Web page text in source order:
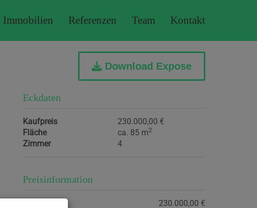
Immobilien Referenzen Team Kontakt
Download Expose
Eckdaten
Kaufpreis
230.000,00 €
Fläche
ca. 85 m2
Zimmer 4
Preisinformation
230.000,00 €